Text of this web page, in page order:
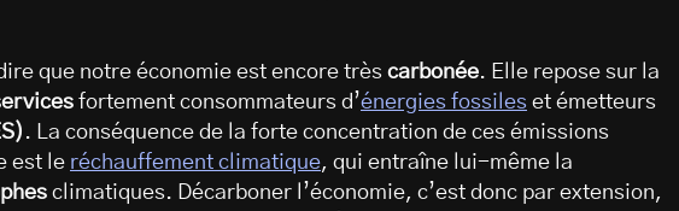
que notre économie est encore très carbonée. Elle repose sur la
fortement consommateurs d’énergies fossiles et émetteurs
. La conséquence de la forte concentration de ces émissions
est le réchauffement climatique, qui entraîne lui-même la
climatiques. Décarboner l’économie, c’est donc par extension,